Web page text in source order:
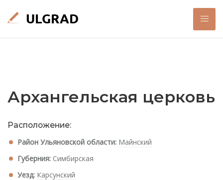
Архангельская церковь
Расположение:
Район Ульяновской области: Майнский
Губерния: Симбирская
Уезд: Карсунский